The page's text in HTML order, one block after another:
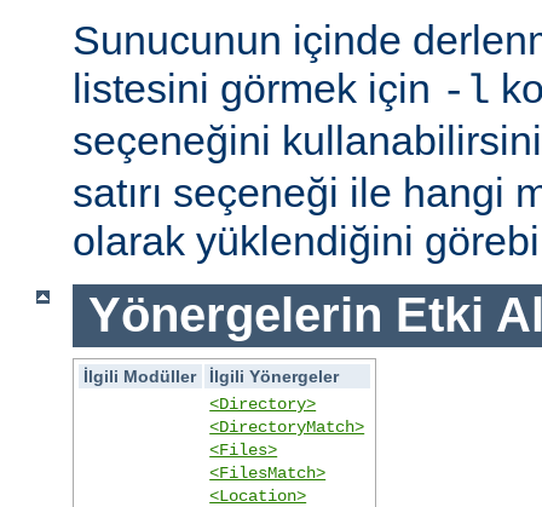
Sunucunun içinde
listesini görmek için -l
seçeneğini
satırı seçeneği ile hangi
olarak yüklendiğini
Yönergelerin Etki
İlgili Modüller
İlgili Yönergeler
<Directory>
<DirectoryMatch>
<Files>
<FilesMatch>
<Location>